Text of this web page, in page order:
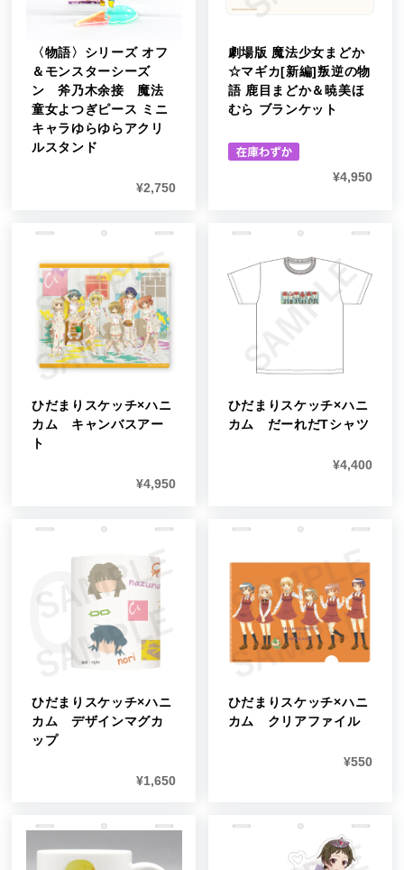
〈物語〉シリーズ オフ
＆モンスターシーズ
ン 斧乃木余接 魔法
童女よつぎピース ミニ
キャラゆらゆらアクリ
ルスタンド
¥2,750
劇場版 魔法少女まどか
☆マギカ[新編]叛逆の物
語 鹿目まどか＆暁美ほ
むら ブランケット
¥4,950
ひだまりスケッチ×ハニ
カム キャンバスアー
ト
¥4,950
ひだまりスケッチ×ハニ
カム だーれだTシャツ
¥4,400
ひだまりスケッチ×ハニ
カム デザインマグカ
ップ
¥1,650
ひだまりスケッチ×ハニ
カム クリアファイル
¥550